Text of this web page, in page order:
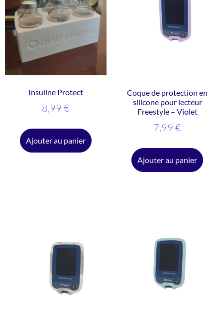
Insuline Protect
8,99 €
Ajouter au panier
Coque de protection en
silicone pour lecteur
Freestyle – Violet
7,99 €
Ajouter au panier